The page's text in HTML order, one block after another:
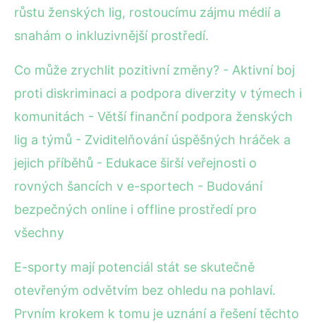
růstu ženských lig, rostoucímu zájmu médií a
snahám o inkluzivnější prostředí.
Co může zrychlit pozitivní změny? - Aktivní boj
proti diskriminaci a podpora diverzity v týmech i
komunitách - Větší finanční podpora ženských
lig a týmů - Zviditelňování úspěšných hráček a
jejich příběhů - Edukace širší veřejnosti o
rovných šancích v e-sportech - Budování
bezpečných online i offline prostředí pro
všechny
E-sporty mají potenciál stát se skutečně
otevřeným odvětvím bez ohledu na pohlaví.
Prvním krokem k tomu je uznání a řešení těchto